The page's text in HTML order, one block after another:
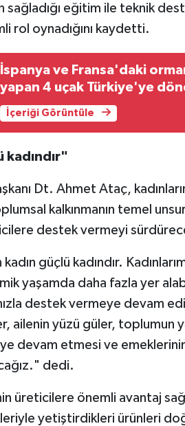
sağladığı eğitim ile teknik
rol oynadığını kaydetti.
İspanya ve Fransa'daki
yapan 4 uçak Türkiye'ye
İçeriği Görüntüle
kadındır"
Dt. Ahmet Ataç,
kalkınmanın temel
destek vermeyi
güçlü kadındır.
yaşamda daha fazla yer
destek vermeye devam
ailenin yüzü güler, toplumun
devam etmesi ve
dedi.
üreticilere önemli avantaj
yetiştirdikleri ürünleri